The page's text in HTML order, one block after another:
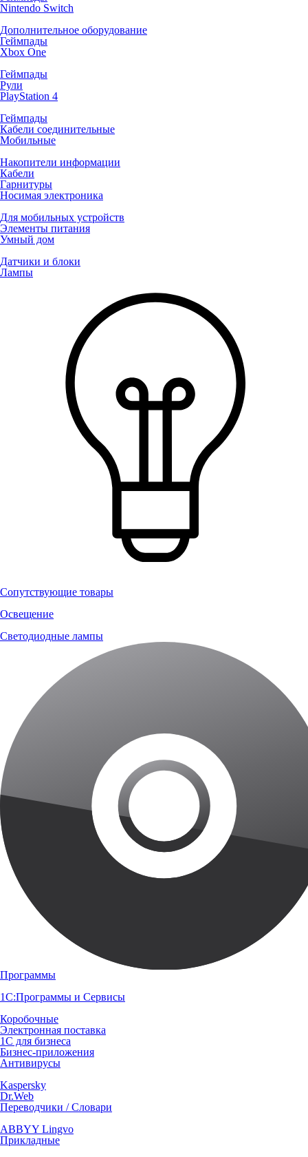
Nintendo Switch
Дополнительное оборудование
Геймпады
Xbox One
Геймпады
Рули
PlayStation 4
Геймпады
Кабели соединительные
Мобильные
Накопители информации
Кабели
Гарнитуры
Носимая электроника
Для мобильных устройств
Элементы питания
Умный дом
Датчики и блоки
Лампы
Сопутствующие товары
Освещение
Светодиодные лампы
Программы
1С:Программы и Сервисы
Коробочные
Электронная поставка
1С для бизнеса
Бизнес-приложения
Антивирусы
Kaspersky
Dr.Web
Переводчики / Словари
ABBYY Lingvo
Прикладные